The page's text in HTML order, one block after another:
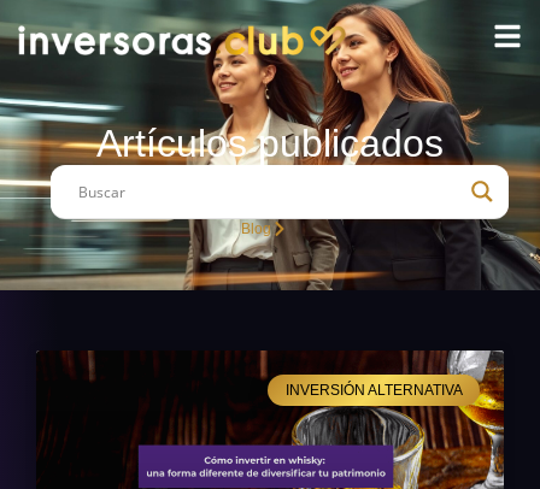
Artículos publicados
Blog
INVERSIÓN ALTERNATIVA